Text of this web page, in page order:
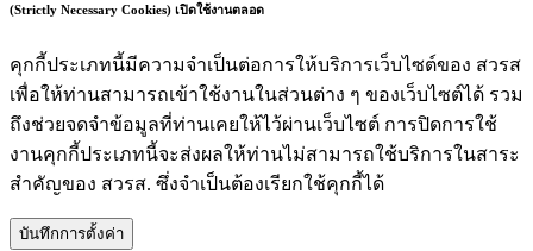
(Strictly Necessary Cookies) เปิดใช้งานตลอด
คุกกี้ประเภทนี้มีความจำเป็นต่อการให้บริการเว็บไซต์ของ สวรส
เพื่อให้ท่านสามารถเข้าใช้งานในส่วนต่าง ๆ ของเว็บไซต์ได้ รวม
ถึงช่วยจดจำข้อมูลที่ท่านเคยให้ไว้ผ่านเว็บไซต์ การปิดการใช้
งานคุกกี้ประเภทนี้จะส่งผลให้ท่านไม่สามารถใช้บริการในสาระ
สำคัญของ สวรส. ซึ่งจำเป็นต้องเรียกใช้คุกกี้ได้
บันทึกการตั้งค่า